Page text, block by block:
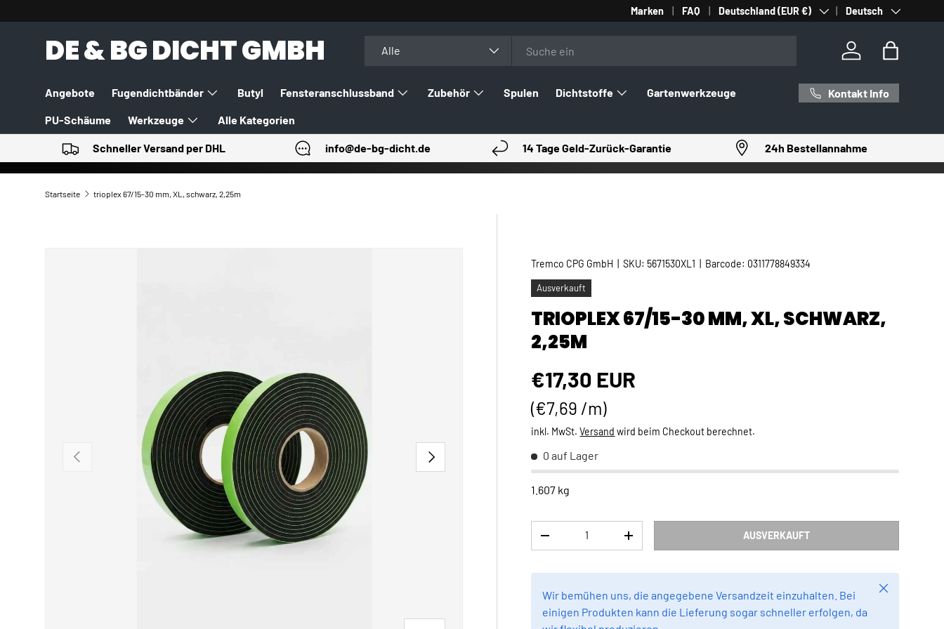
DIREKT ZUM INHALT
Marken FAQ Land/Region
Deutschland (EUR €) SpracheDeutsch
DE & BG DICHT GMBH Alle
Einloggen
Angebote Fugendichtbänder Butyl Fensteranschlussband Zubehör Spulen Dichtstoffe Gartenwerkzeuge
PU-Schäume Werkzeuge Alle Kategorien
Kontakt Info
Schneller Versand per DHL info@de-bg-dicht.de 14 Tage Geld-Zurück-Garantie 24h Bestellannahme
Startseite trioplex 67/15-30 mm, XL, schwarz, 2,25m
VORHERIGE NÄCHSTE
Tremco CPG GmbH |SKU: 5671530XL1 Barcode: 0311778849334
Ausverkauft
TRIOPLEX 67/15-30 MM, XL, SCHWARZ,
2,25M
Normaler Preis
€17,30 EUR
Grundpreis
€7,69 /m
inkl. MwSt.Versand wird beim Checkout berechnet.
0 auf Lager
1.607 kg
MENGE VERRINGERNMENGE ERHÖHEN AUSVERKAUFT
Wir bemühen uns, die angegebene Versandzeit einzuhalten. Bei
einigen Produkten kann die Lieferung sogar schneller erfolgen, da
Schließen